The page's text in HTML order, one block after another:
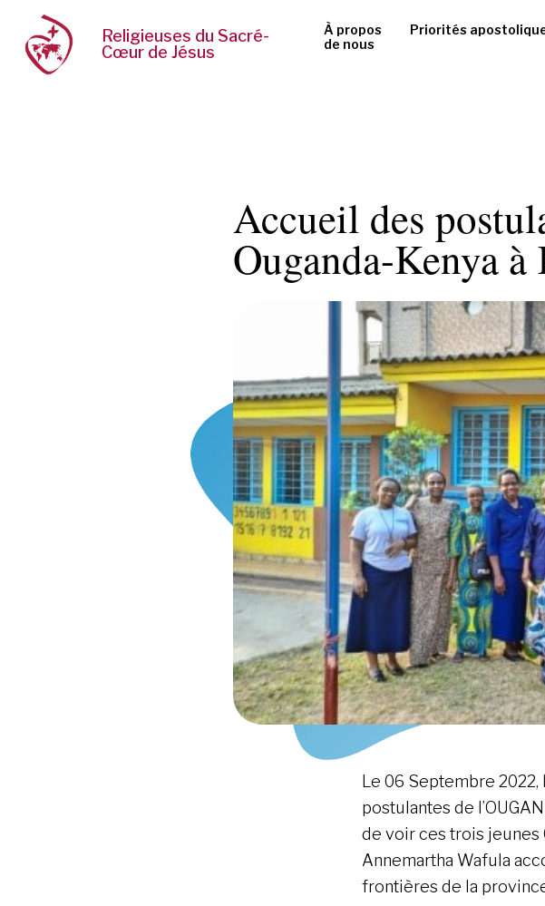
Religieuses du Sacré-
Cœur de Jésus
À propos
de nous
Priorités
Accueil des
Ouganda-Kenya à
Le 06 Septembre 2022,
postulantes de
de voir ces trois jeunes
Annemartha Wafula
frontières de la